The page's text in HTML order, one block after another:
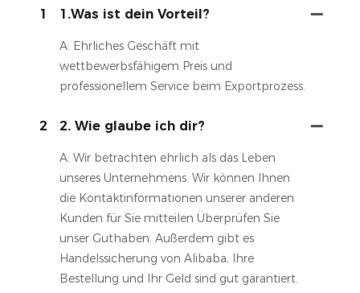
1 1.Was ist dein Vorteil?
A: Ehrliches Geschäft mit
wettbewerbsfähigem Preis und
professionellem Service beim Exportprozess.
2 2. Wie glaube ich dir?
A: Wir betrachten ehrlich als das Leben
unseres Unternehmens. Wir können Ihnen
die Kontaktinformationen unserer anderen
Kunden für Sie mitteilen Überprüfen Sie
unser Guthaben. Außerdem gibt es
Handelssicherung von Alibaba, Ihre
Bestellung und Ihr Geld sind gut garantiert.